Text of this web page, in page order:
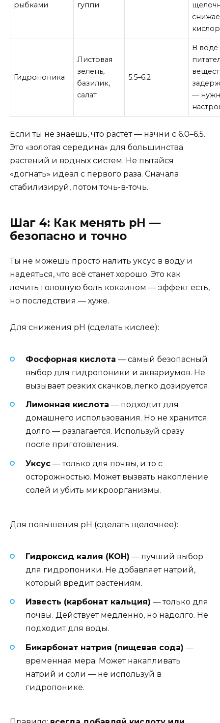
рыбками
гуппи
Гидропоника
Листовая
зелень,
базилик,
салат
5.5–6.2
В воде
—
Если ты не знаешь, что растёт — начни с 6.0–6.5.
Это «золотая середина» для большинства
растений и водных систем. Не пытайся
«догнать» идеал с первого раза. Сначала
стабилизируй, потом точь-в-точь.
Шаг 4: Как менять pH —
безопасно и точно
Ты не можешь просто налить уксус в воду и
надеяться, что всё станет хорошо. Это как
лечить головную боль кокаином — эффект есть,
но последствия — хуже.
Для снижения pH (сделать кислее):
Фосфорная кислота — самый безопасный
выбор для гидропоники и аквариумов. Не
вызывает резких скачков, легко дозируется.
Лимонная кислота — подходит для
домашнего использования. Но не хранится
долго — разлагается. Используй сразу
после приготовления.
Уксус — только для почвы, и то с
осторожностью. Может вызвать накопление
солей и убить микроорганизмы.
Для повышения pH (сделать щелочнее):
Гидроксид калия (KOH) — лучший выбор
для гидропоники. Не добавляет натрий,
который вредит растениям.
Известь (карбонат кальция) — только для
почвы. Действует медленно, но надолго. Не
подходит для воды.
Бикарбонат натрия (пищевая сода) —
временная мера. Может накапливать
натрий и соли — не используй в
гидропонике.